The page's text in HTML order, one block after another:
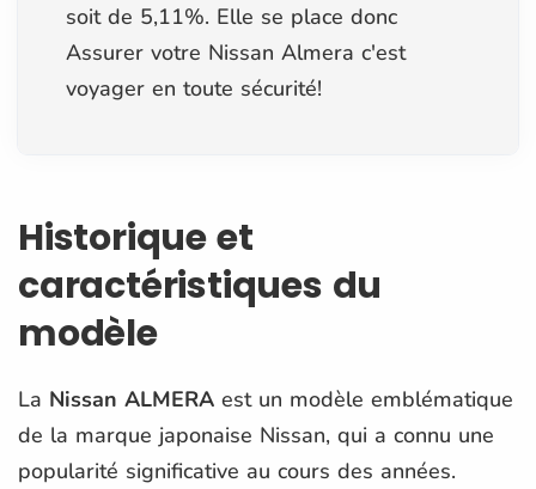
soit de 5,11%. Elle se place donc
Assurer votre Nissan Almera c'est
voyager en toute sécurité!
Historique et
caractéristiques du
modèle
La Nissan ALMERA est un modèle emblématique
de la marque japonaise Nissan, qui a connu une
popularité significative au cours des années.